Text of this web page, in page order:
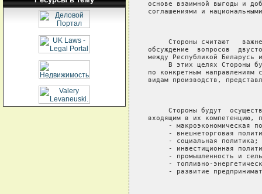
основе взаимной выгоды и
соглашениями и
Стороны считают
обсуждение  вопросов
между Республикой Беларусь
В этих целях Стороны
по конкретным
видам производств,
Стороны будут
входящим в их компетенцию,
- макроэкономическая
- внешнеторговая
     - социальная политика;
- инвестиционная
- промышленность и
- топливно-
- развитие